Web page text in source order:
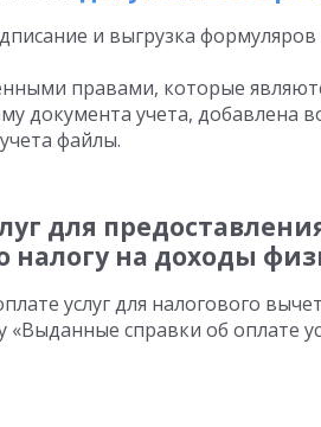
и выгрузка
правами, которые
документа учета, добавлена
файлы.
для
налогу на доходы
услуг для налогового
справки об оплате